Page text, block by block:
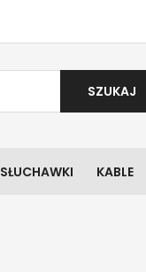
SZUKAJ
SŁUCHAWKI KABLE